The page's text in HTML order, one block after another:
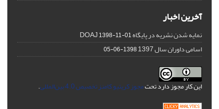
آخرین اخبار
نمایه شدن نشریه در پایگاه DOAJ1398-11-01
اسامی داوران سال 1397 1398-06-05
این کار مجوز دارد تحتمجوز کریتیو کامنز تخصیص 4.0 بین‌المللی .